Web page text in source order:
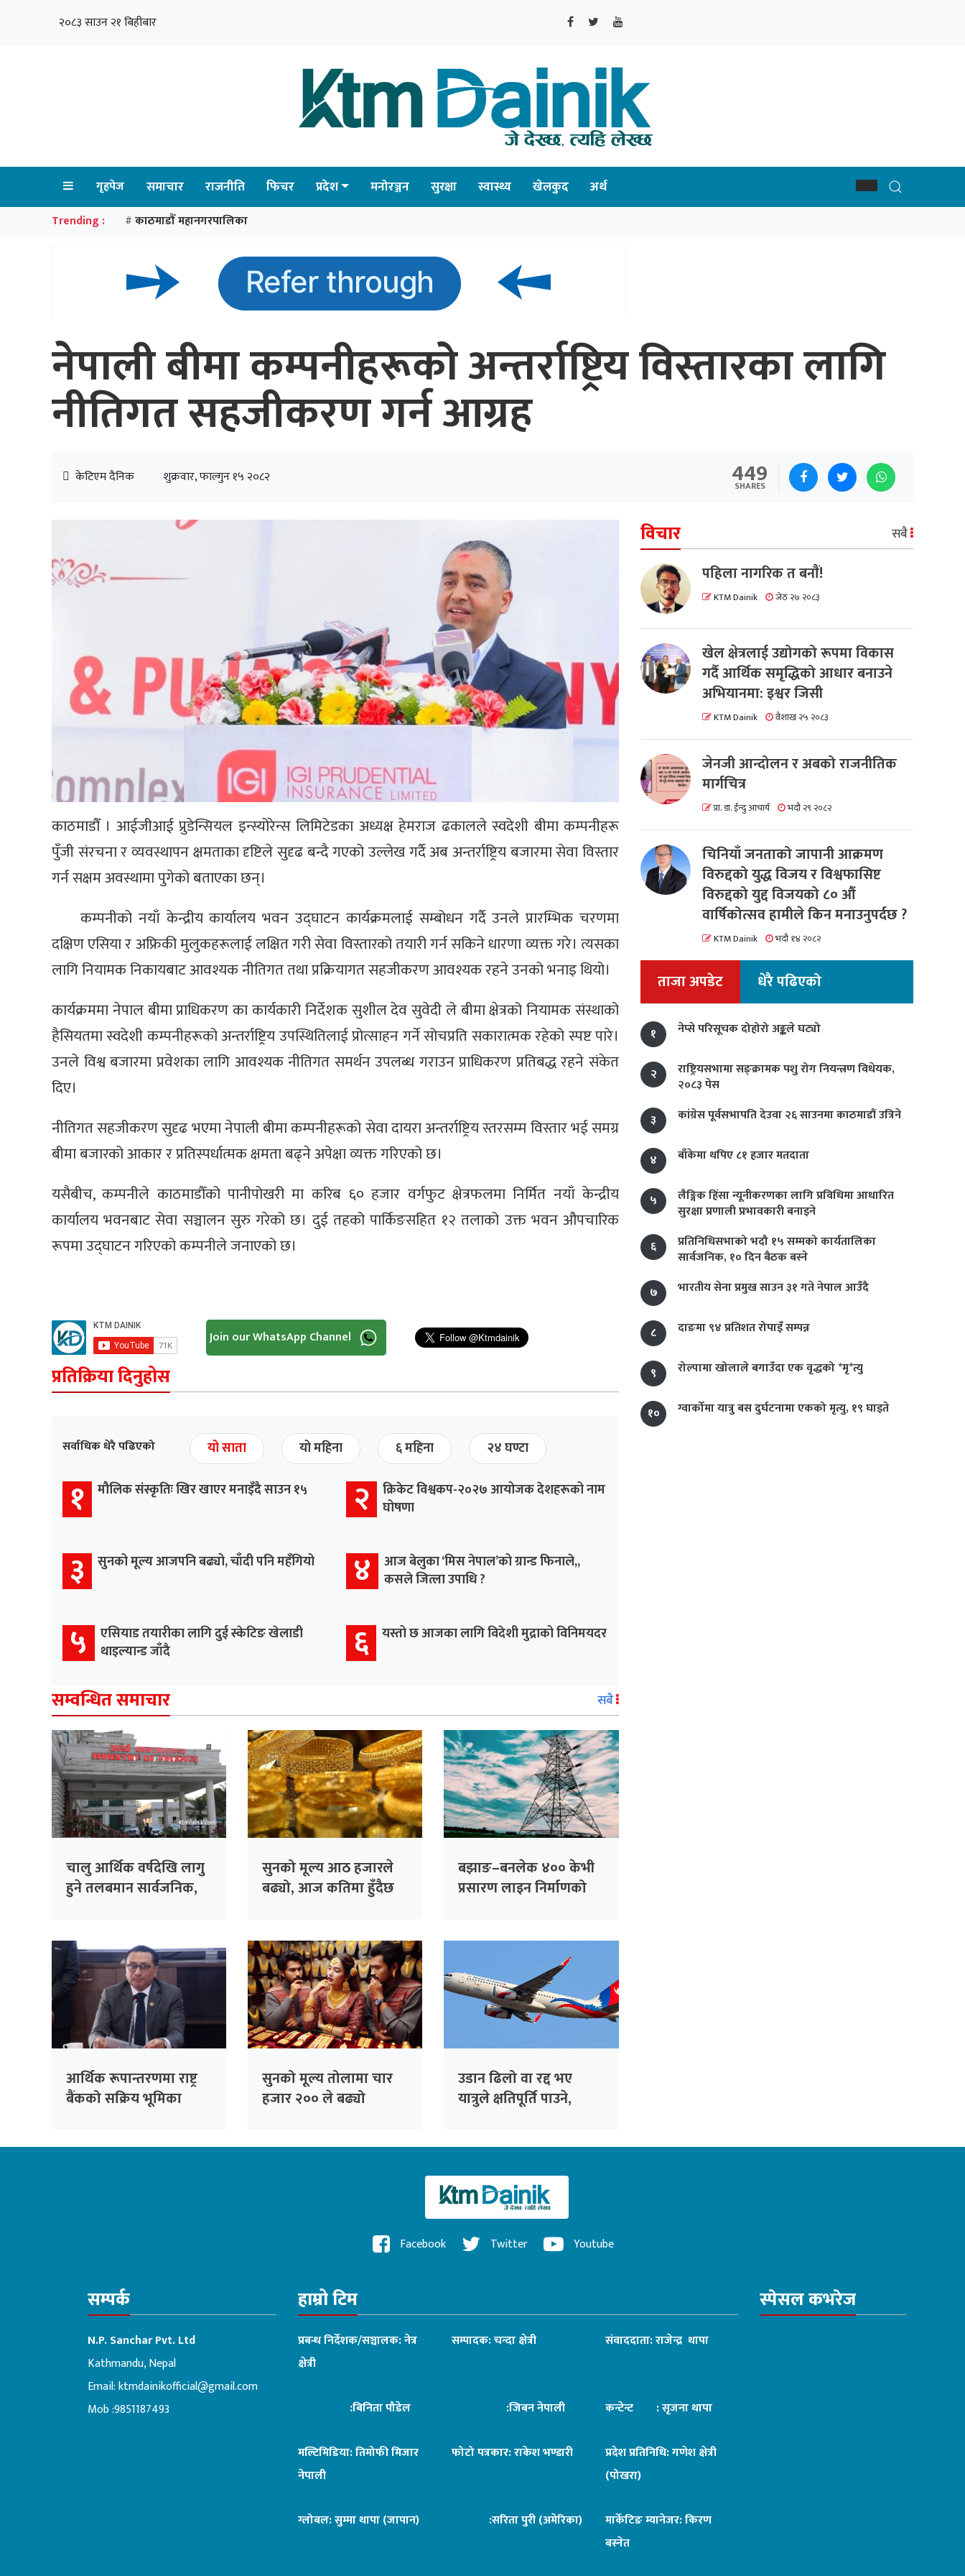
२०८३ साउन २१ बिहीबार
गृहपेज समाचार राजनीति फिचर प्रदेश मनोरञ्जन सुरक्षा स्वास्थ्य खेलकुद अर्थ
Trending : # काठमाडौँ महानगरपालिका
नेपाली बीमा कम्पनीहरूको अन्तर्राष्ट्रिय विस्तारका लागि
नीतिगत सहजीकरण गर्न आग्रह
केटिएम दैनिक शुक्रवार, फाल्गुन १५ २०८२ 449
SHARES
काठमाडौँ । आईजीआई प्रुडेन्सियल इन्स्योरेन्स लिमिटेडका अध्यक्ष हेमराज ढकालले स्वदेशी बीमा कम्पनीहरू
पुँजी संरचना र व्यवस्थापन क्षमताका दृष्टिले सुदृढ बन्दै गएको उल्लेख गर्दै अब अन्तर्राष्ट्रिय बजारमा सेवा विस्तार
गर्न सक्षम अवस्थामा पुगेको बताएका छन्।
कम्पनीको नयाँ केन्द्रीय कार्यालय भवन उद्घाटन कार्यक्रमलाई सम्बोधन गर्दै उनले प्रारम्भिक चरणमा
दक्षिण एसिया र अफ्रिकी मुलुकहरूलाई लक्षित गरी सेवा विस्तारको तयारी गर्न सकिने धारणा व्यक्त गरे। त्यसका
लागि नियामक निकायबाट आवश्यक नीतिगत तथा प्रक्रियागत सहजीकरण आवश्यक रहने उनको भनाइ थियो।
कार्यक्रममा नेपाल बीमा प्राधिकरण का कार्यकारी निर्देशक सुशील देव सुवेदी ले बीमा क्षेत्रको नियामक संस्थाको
हैसियतमा स्वदेशी कम्पनीहरूको अन्तर्राष्ट्रिय उपस्थितिलाई प्रोत्साहन गर्ने सोचप्रति सकारात्मक रहेको स्पष्ट पारे।
उनले विश्व बजारमा प्रवेशका लागि आवश्यक नीतिगत समर्थन उपलब्ध गराउन प्राधिकरण प्रतिबद्ध रहने संकेत
दिए।
नीतिगत सहजीकरण सुदृढ भएमा नेपाली बीमा कम्पनीहरूको सेवा दायरा अन्तर्राष्ट्रिय स्तरसम्म विस्तार भई समग्र
बीमा बजारको आकार र प्रतिस्पर्धात्मक क्षमता बढ्ने अपेक्षा व्यक्त गरिएको छ।
यसैबीच, कम्पनीले काठमाडौँको पानीपोखरी मा करिब ६० हजार वर्गफुट क्षेत्रफलमा निर्मित नयाँ केन्द्रीय
कार्यालय भवनबाट सेवा सञ्चालन सुरु गरेको छ। दुई तहको पार्किङसहित १२ तलाको उक्त भवन औपचारिक
रूपमा उद्घाटन गरिएको कम्पनीले जनाएको छ।
Join our WhatsApp Channel
प्रतिक्रिया दिनुहोस
सर्वाधिक धेरै पढिएको यो साता यो महिना ६ महिना २४ घण्टा
१ मौलिक संस्कृतिः खिर खाएर मनाइँदै साउन १५ २
क्रिकेट विश्वकप-२०२७ आयोजक देशहरूको नाम
घोषणा
३ सुनको मूल्य आजपनि बढ्यो, चाँदी पनि महँगियो ४
आज बेलुका ‘मिस नेपाल’को ग्रान्ड फिनाले,,
कसले जित्ला उपाधि ?
५
एसियाड तयारीका लागि दुई स्केटिङ खेलाडी
थाइल्यान्ड जाँदै
६ यस्तो छ आजका लागि विदेशी मुद्राको विनिमयदर
सम्वन्धित समाचार सबै
चालु आर्थिक वर्षदेखि लागु
हुने तलबमान सार्वजनिक,
सुनको मूल्य आठ हजारले
बढ्यो, आज कतिमा हुँदैछ
बझाङ–बनलेक ४०० केभी
प्रसारण लाइन निर्माणको
आर्थिक रूपान्तरणमा राष्ट्र
बैंकको सक्रिय भूमिका
सुनको मूल्य तोलामा चार
हजार २०० ले बढ्यो
उडान ढिलो वा रद्द भए
यात्रुले क्षतिपूर्ति पाउने,
विचार सबै
पहिला नागरिक त बनाैं!
KTM Dainik जेठ २७ २०८३
खेल क्षेत्रलाई उद्योगको रूपमा विकास
गर्दै आर्थिक समृद्धिको आधार बनाउने
अभियानमा: इश्वर जिसी
KTM Dainik वैशाख २५ २०८३
जेनजी आन्दोलन र अबको राजनीतिक
मार्गचित्र
प्रा. डा. ईन्दु आचार्य भदौ २९ २०८२
चिनियाँ जनताको जापानी आक्रमण
विरुद्दको युद्ध विजय र विश्वफासिष्ट
विरुद्दको युद्द विजयको ८० औं
वार्षिकोत्सव हामीले किन मनाउनुपर्दछ ?
KTM Dainik भदौ १४ २०८२
ताजा अपडेट धेरै पढिएको
१ नेप्से परिसूचक दोहोरो अङ्कले घट्यो
२
राष्ट्रियसभामा सङ्क्रामक पशु रोग नियन्त्रण विधेयक,
२०८३ पेस
३
कांग्रेस पूर्वसभापति देउवा २६ साउनमा काठमाडौं उत्रिने
४ बाँकेमा थपिए ८१ हजार मतदाता
५
लैङ्गिक हिंसा न्यूनीकरणका लागि प्रविधिमा आधारित
सुरक्षा प्रणाली प्रभावकारी बनाइने
६
प्रतिनिधिसभाको भदौ १५ सम्मको कार्यतालिका
सार्वजनिक, १० दिन बैठक बस्ने
७
भारतीय सेना प्रमुख साउन ३१ गते नेपाल आउँदै
८ दाङमा ९४ प्रतिशत रोपाइँ सम्पन्न
९ रोल्पामा खोलाले बगाउँदा एक वृद्धको *मृ*त्यु
१० ग्वार्कोमा यात्रु बस दुर्घटनामा एकको मृत्यु, १९ घाइते
Facebook Twitter Youtube
सम्पर्क
N.P. Sanchar Pvt. Ltd
Kathmandu, Nepal
Email:ktmdainikofficial@gmail.com
Mob :9851187493
हाम्रो टिम
प्रबन्ध निर्देशक/सञ्चालक: नेत्र
क्षेत्री
सम्पादक: चन्दा क्षेत्री संवाददाता: राजेन्द्र थापा
:बिनिता पौडेल :जिबन नेपाली कन्टेन्ट : सृजना थापा
मल्टिमिडिया: तिमोफी मिजार
नेपाली
फोटो पत्रकार: राकेश भण्डारी
प्रदेश प्रतिनिधि: गणेश क्षेत्री
(पोखरा)
ग्लोबल: सुम्मा थापा (जापान) :सरिता पुरी (अमेरिका)
मार्केटिङ म्यानेजर: किरण
बस्नेत
स्पेसल कभरेज